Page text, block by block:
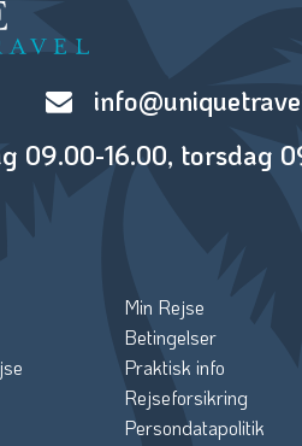
09.00-16.00, torsdag
Min Rejse
Betingelser
Praktisk info
Rejseforsikring
Persondatapolitik